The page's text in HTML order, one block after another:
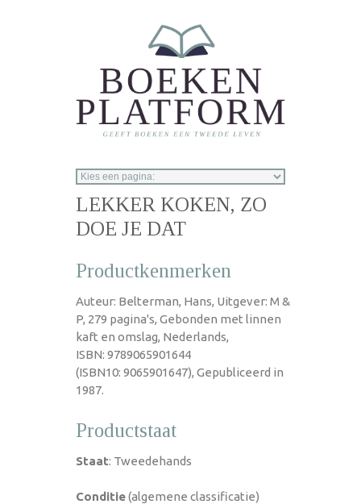
LEKKER KOKEN, ZO
DOE JE DAT
Productkenmerken
Auteur: Belterman, Hans, Uitgever: M &
P, 279 pagina's, Gebonden met linnen
kaft en omslag, Nederlands,
ISBN: 9789065901644
(ISBN10: 9065901647), Gepubliceerd in
1987.
Productstaat
Staat: Tweedehands
Conditie(algemene classificatie)